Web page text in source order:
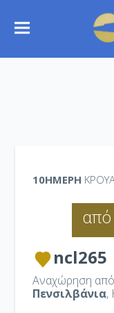
10ΉΜΕΡΗ
από
ncl265
Αναχώρηση από
Πενσιλβάνια,